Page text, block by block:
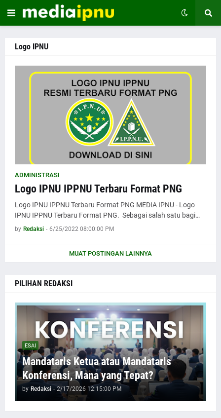
Logo IPNU
ADMINISTRASI
Logo IPNU IPPNU Terbaru Format PNG
Logo IPNU IPPNU Terbaru Format PNG MEDIA IPNU - Logo
IPNU IPPNU Terbaru Format PNG. Sebagai salah satu bagi…
by Redaksi - 6/25/2022 08:00:00 PM
MUAT POSTINGAN LAINNYA
PILIHAN REDAKSI
ESAI
Mandataris Ketua atau Mandataris
Konferensi, Mana yang Tepat?
by Redaksi - 2/17/2026 12:15:00 PM